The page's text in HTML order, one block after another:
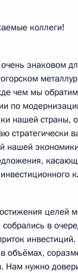
коллеги!
знаковом
чем мы
по
нашей страны,
стратегически
нашей
целей
собрались в
объёмах,
Нам нужно